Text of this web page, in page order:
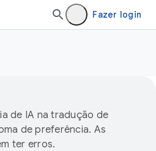
Fazer login
de IA na tradução de
de preferência. As
ter erros.